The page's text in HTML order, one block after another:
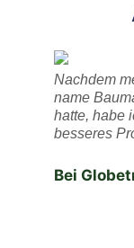
Nachdem
name
hatte, habe
besseres
Bei